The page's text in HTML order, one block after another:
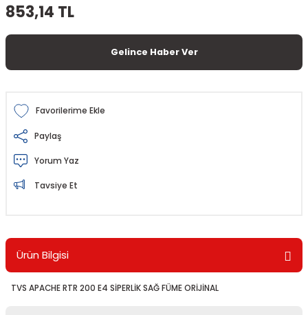
853,14 TL
Gelince Haber Ver
Paylaş
Yorum Yaz
Tavsiye Et
Ürün Bilgisi
TVS APACHE RTR 200 E4 SİPERLİK SAĞ FÜME ORİJİNAL